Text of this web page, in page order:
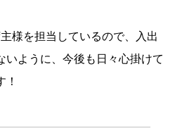
様を担当しているので、入出
いように、今後も日々心掛けて